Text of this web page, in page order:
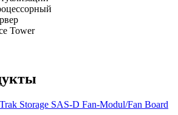
Tower
Storage SAS-D Fan-Modul/Fan Board